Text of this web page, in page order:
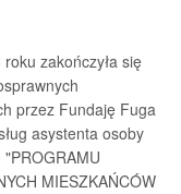
zakończyła się
przez Fundaję Fuga
asystenta osoby
MIESZKAŃCÓW